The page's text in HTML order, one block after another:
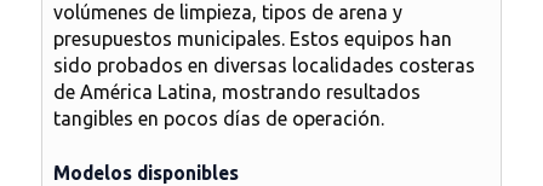
volúmenes de limpieza, tipos de arena y
presupuestos municipales. Estos equipos han
sido probados en diversas localidades costeras
de América Latina, mostrando resultados
tangibles en pocos días de operación.
Modelos disponibles